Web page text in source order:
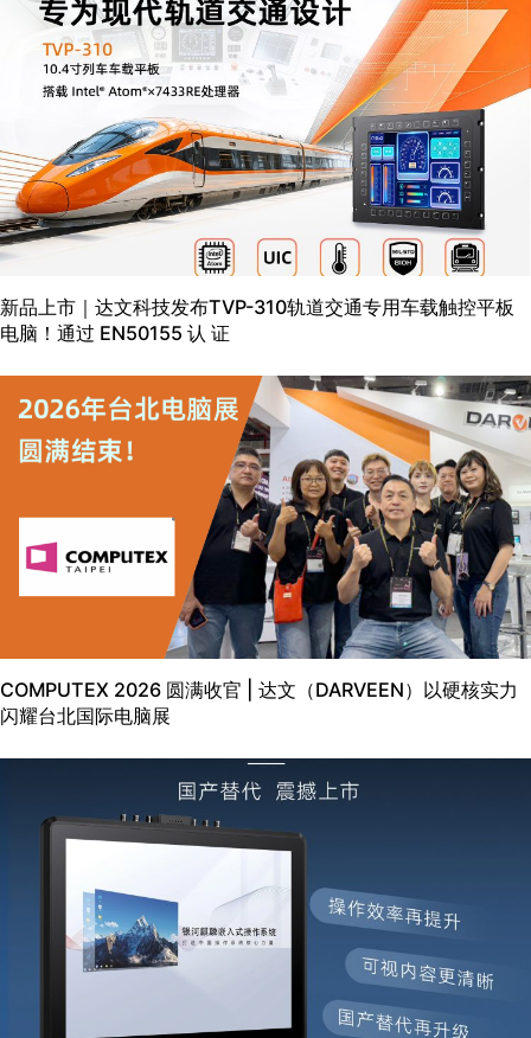
新品上市｜达文科技发布TVP-310轨道交通专用车载触控平板
电脑！通过 EN50155 认 证
COMPUTEX 2026 圆满收官 | 达文（DARVEEN）以硬核实力
闪耀台北国际电脑展